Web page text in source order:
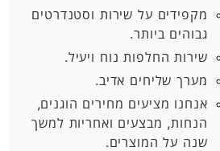
מקפידים על שירות וסטנדרטים
גבוהים ביותר.
שירות החלפות נוח ויעיל.
מערך שליחים אדיב.
אנחנו מציעים מחירים הוגנים,
הנחות, מבצעים ואחריות למשך
שנה על המוצרים.